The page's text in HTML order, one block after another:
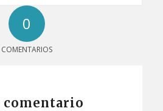
0
COMENTARIOS
comentario